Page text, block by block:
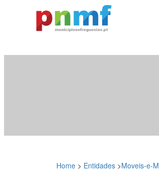
Home > Entidades >Moveis-e-